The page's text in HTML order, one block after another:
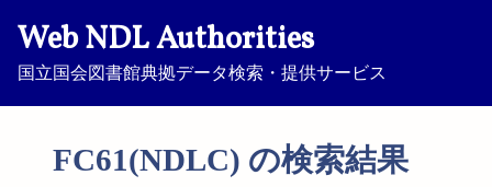
Web NDL Authorities
国立国会図書館典拠データ検索・提供サービス
FC61(NDLC) の検索結果